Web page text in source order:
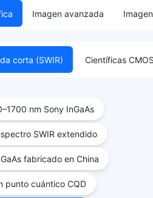
Imagen avanzada
corta (SWIR) Científicas
nm Sony InGaAs
SWIR extendido
fabricado en China
punto cuántico CQD